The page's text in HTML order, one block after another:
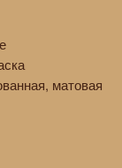
матовая